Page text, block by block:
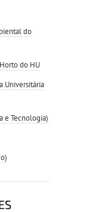
do
do HU
Universitária
e Tecnologia)